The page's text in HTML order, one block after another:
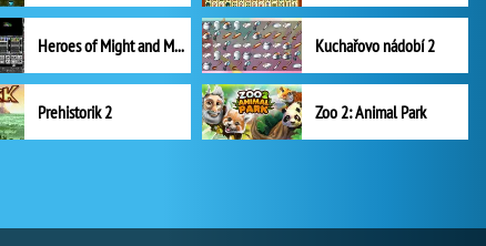
Heroes of Might and Magic II Kuchařovo nádobí 2
Prehistorik 2 Zoo 2: Animal Park